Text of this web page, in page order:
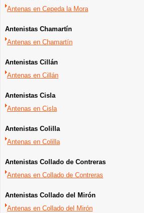
Antenas en Cepeda la Mora
Antenistas Chamartín
Antenas en Chamartín
Antenistas Cillán
Antenas en Cillán
Antenistas Cisla
Antenas en Cisla
Antenistas Colilla
Antenas en Colilla
Antenistas Collado de Contreras
Antenas en Collado de Contreras
Antenistas Collado del Mirón
Antenas en Collado del Mirón